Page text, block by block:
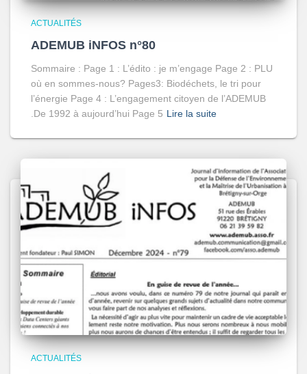
ACTUALITÉS
ADEMUB iNFOS n°80
Sommaire : Page 1 : L’édito : je m’engage Page 2 : PLU
où en sommes-nous? Pages3: Biodéchets, le tri pour
l’énergie Page 4 : L’engagement citoyen de l’ADEMUB
.De 1992 à aujourd’hui Page 5 Lire la suite
ACTUALITÉS